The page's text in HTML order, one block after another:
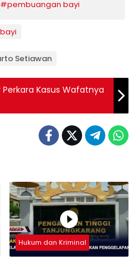
bayi
Setiawan
Perkara Kasus Wafatnya
Hukum dan Kriminal